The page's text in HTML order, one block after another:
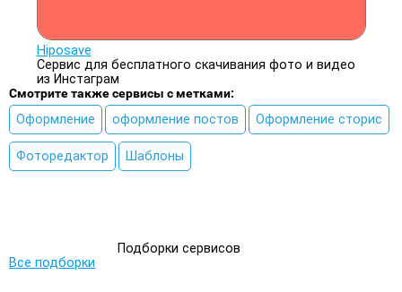
Hiposave
Сервис для бесплатного скачивания фото и видео
из Инстаграм
Смотрите также сервисы с метками:
Оформление
оформление постов Оформление сторис
Фоторедактор Шаблоны
Подборки сервисов
Все подборки